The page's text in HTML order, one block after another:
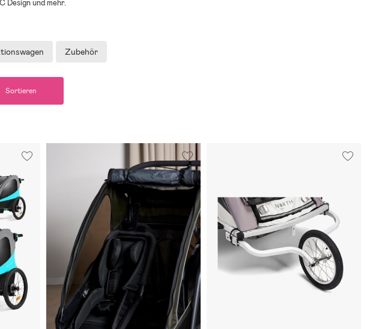
Design und mehr.
Zubehör
Sortieren